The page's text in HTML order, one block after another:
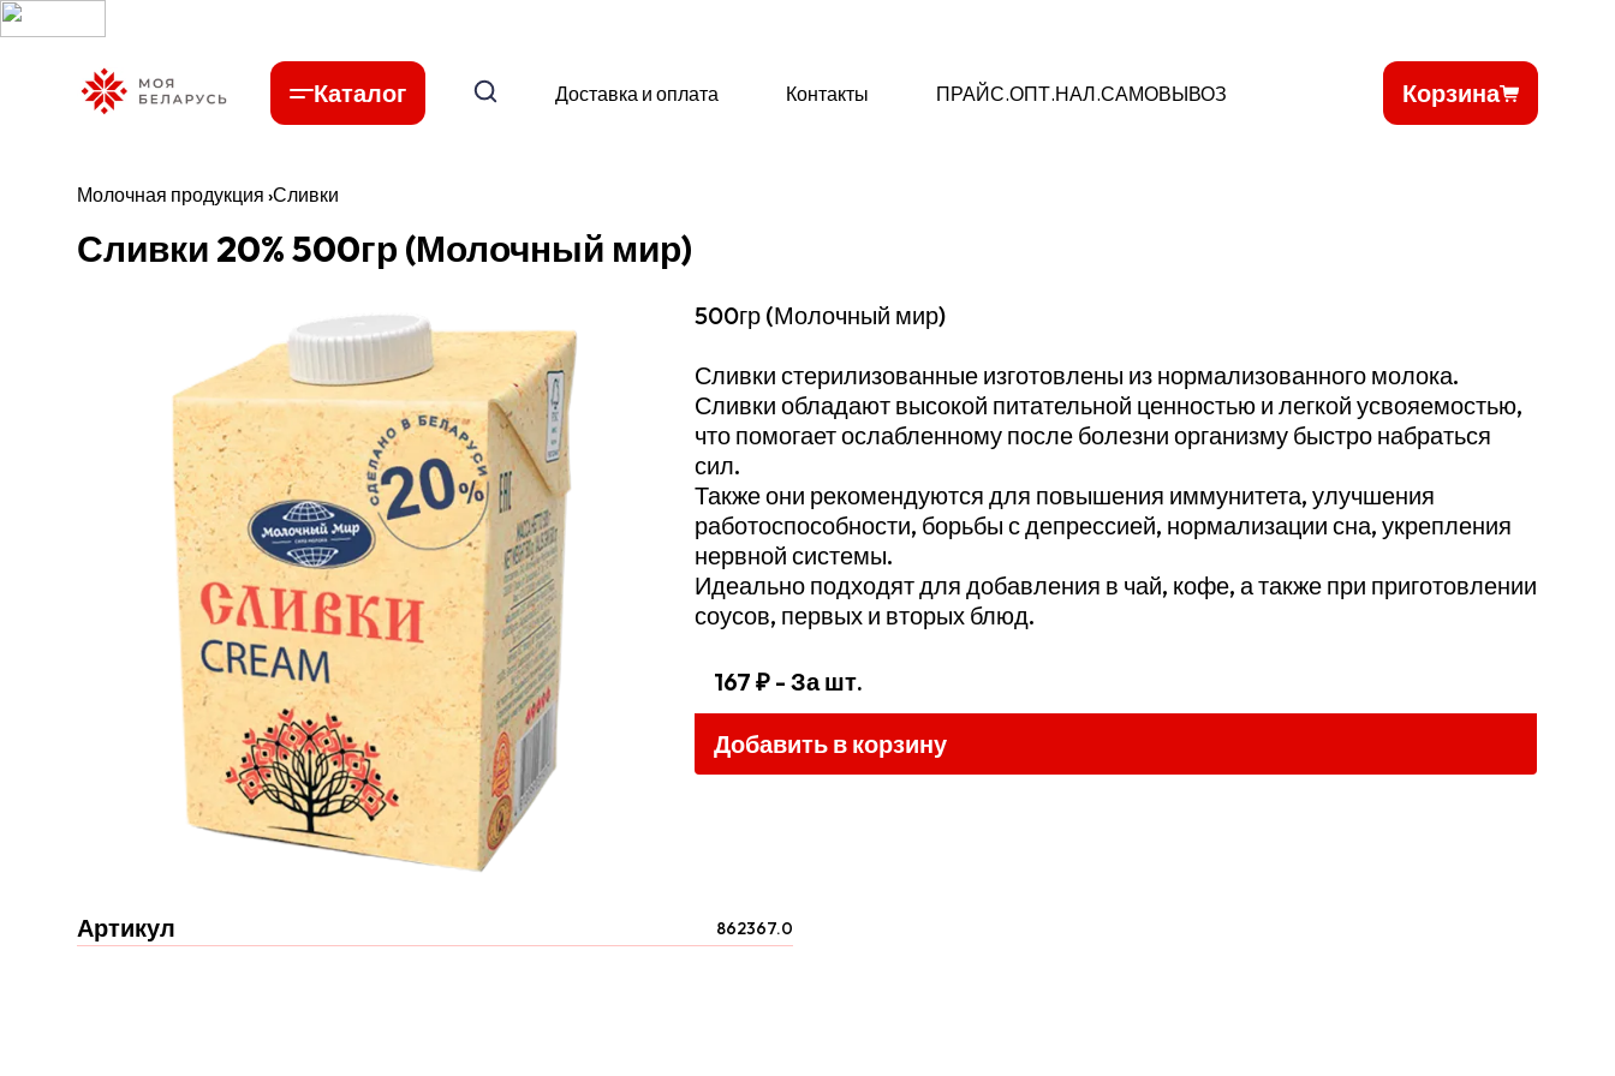
Каталог Доставка и оплата Контакты ПРАЙС.ОПТ.НАЛ.САМОВЫВОЗ Корзина
Молочная продукция ›Сливки
Сливки 20% 500гр (Молочный мир)
500гр (Молочный мир)
Сливки стерилизованные изготовлены из нормализованного молока.
Сливки обладают высокой питательной ценностью и легкой усвояемостью,
что помогает ослабленному после болезни организму быстро набраться
сил.
Также они рекомендуются для повышения иммунитета, улучшения
работоспособности, борьбы с депрессией, нормализации сна, укрепления
нервной системы.
Идеально подходят для добавления в чай, кофе, а также при приготовлении
соусов, первых и вторых блюд.
167 ₽ - За шт.
Добавить в корзину
Артикул 862367.0